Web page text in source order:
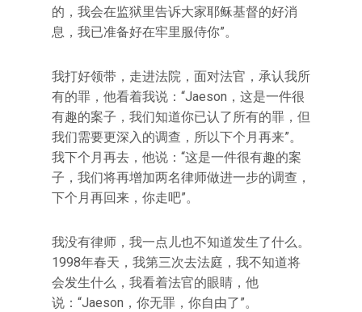
的，我会在监狱里告诉大家耶稣基督的好消
息，我已准备好在牢里服侍你”。
我打好领带，走进法院，面对法官，承认我所
有的罪，他看着我说：“Jaeson，这是一件很
有趣的案子，我们知道你已认了所有的罪，但
我们需要更深入的调查，所以下个月再来”。
我下个月再去，他说：“这是一件很有趣的案
子，我们将再增加两名律师做进一步的调查，
下个月再回来，你走吧”。
我没有律师，我一点儿也不知道发生了什么。
1998年春天，我第三次去法庭，我不知道将
会发生什么，我看着法官的眼睛，他
说：“Jaeson，你无罪，你自由了”。